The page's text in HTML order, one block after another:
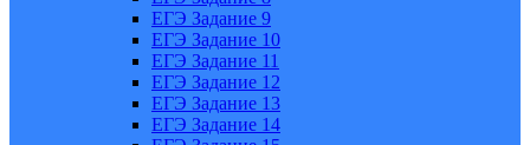
ЕГЭ Задание 9
ЕГЭ Задание 10
ЕГЭ Задание 11
ЕГЭ Задание 12
ЕГЭ Задание 13
ЕГЭ Задание 14